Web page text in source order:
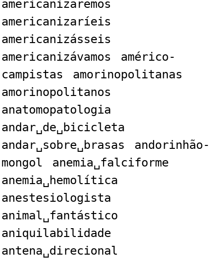
americanizaremos
americanizaríeis
americanizásseis
americanizávamos
américo-
campistas
amorinopolitanas
amorinopolitanos
anatomopatologia
andar␣de␣bicicleta
andar␣sobre␣brasas
andorinhão-
mongol
anemia␣falciforme
anemia␣hemolítica
anestesiologista
animal␣fantástico
aniquilabilidade
antena␣direcional